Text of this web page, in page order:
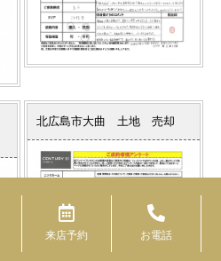
北広島市大曲 土地 売却
来店予約 お電話